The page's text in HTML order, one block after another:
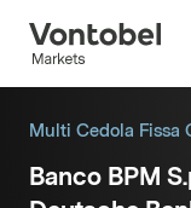
Multi Cedola Fissa
Banco BPM